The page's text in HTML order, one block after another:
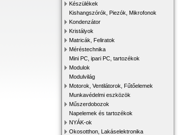
Készülékek
Kishangszórók, Piezók, Mikrofonok
Kondenzátor
Kristályok
Matricák, Feliratok
Méréstechnika
Mini PC, ipari PC, tartozékok
Modulok
Modulvilág
Motorok, Ventilátorok, Fűtőelemek
Munkavédelmi eszközök
Műszerdobozok
Napelemek és tartozékok
NYÁK-ok
Okosotthon, Lakáselektronika